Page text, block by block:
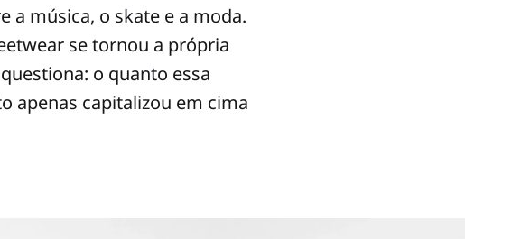
a música, o skate e a moda.
se tornou a própria
o quanto essa
apenas capitalizou em cima